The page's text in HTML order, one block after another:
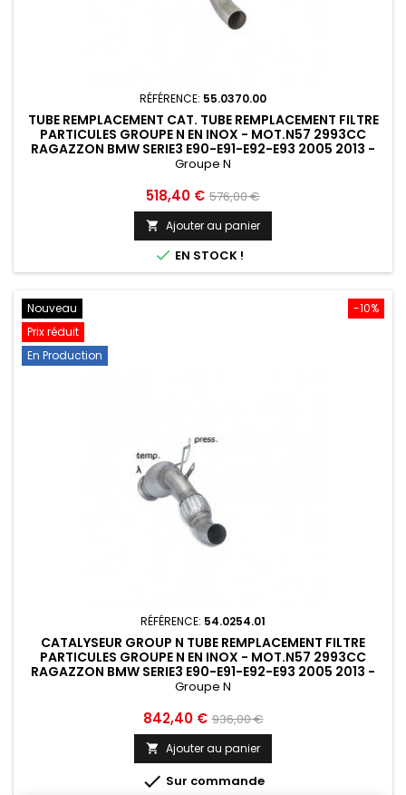
RÉFÉRENCE: 55.0370.00
TUBE REMPLACEMENT CAT. TUBE REMPLACEMENT FILTRE
PARTICULES GROUPE N EN INOX - MOT.N57 2993CC
RAGAZZON BMW SERIE3 E90-E91-E92-E93 2005 2013 -
55.0370.00
Groupe N
Prix
518,40 € Prix
de
base
576,00 €
 Ajouter au panier
 EN STOCK !
-10%
Nouveau
Prix réduit
En Production
RÉFÉRENCE: 54.0254.01
CATALYSEUR GROUP N TUBE REMPLACEMENT FILTRE
PARTICULES GROUPE N EN INOX - MOT.N57 2993CC
RAGAZZON BMW SERIE3 E90-E91-E92-E93 2005 2013 -
54.0254.01
Groupe N
Prix
842,40 € Prix
de
base
936,00 €
 Ajouter au panier
 Sur commande